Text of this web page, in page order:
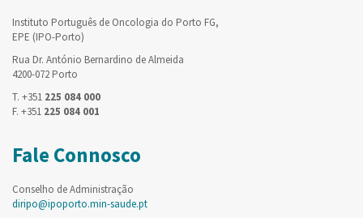
Instituto Português de Oncologia do Porto FG,
EPE (IPO-Porto)
Rua Dr. António Bernardino de Almeida
4200-072 Porto
T. +351 225 084 000
F. +351 225 084 001
Fale Connosco
Conselho de Administração
diripo@ipoporto.min-saude.pt